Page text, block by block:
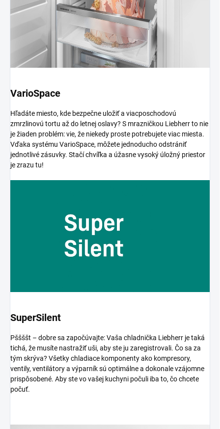
VarioSpace
Hľadáte miesto, kde bezpečne uložiť a viacposchodovú
zmrzlinovú tortu až do letnej oslavy? S mrazničkou Liebherr to nie
je žiaden problém: vie, že niekedy proste potrebujete viac miesta.
Vďaka systému VarioSpace, môžete jednoducho odstrániť
jednotlivé zásuvky. Stačí chvíľka a úžasne vysoký úložný priestor
je zrazu tu!
SuperSilent
Pššššt – dobre sa započúvajte: Vaša chladnička Liebherr je taká
tichá, že musíte nastražiť uši, aby ste ju zaregistrovali. Čo sa za
tým skrýva? Všetky chladiace komponenty ako kompresory,
ventily, ventilátory a výparník sú optimálne a dokonale vzájomne
prispôsobené. Aby ste vo vašej kuchyni počuli iba to, čo chcete
počuť.